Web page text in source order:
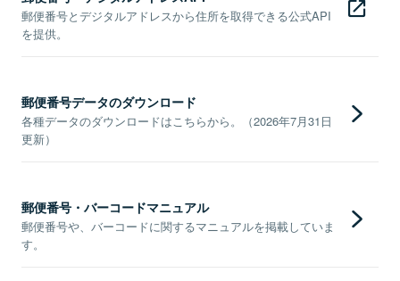
郵便番号とデジタルアドレスから住所を取得できる公式API
を提供。
郵便番号データのダウンロード
各種データのダウンロードはこちらから。（2026年7月31日
更新）
郵便番号・バーコードマニュアル
郵便番号や、バーコードに関するマニュアルを掲載していま
す。